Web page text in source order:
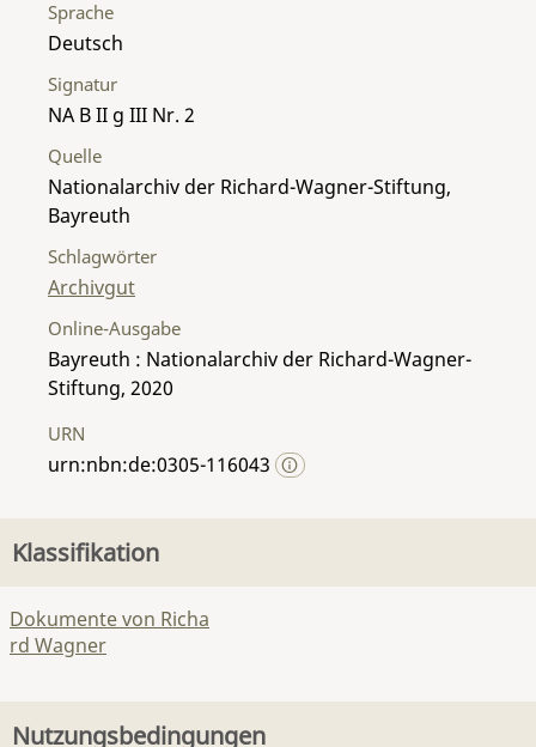
Sprache
Deutsch
Signatur
NA B II g III Nr. 2
Quelle
Nationalarchiv der Richard-Wagner-Stiftung,
Bayreuth
Schlagwörter
Archivgut
Online-Ausgabe
Bayreuth : Nationalarchiv der Richard-Wagner-
Stiftung, 2020
URN
urn:nbn:de:0305-116043
Klassifikation
Dokumente von Richa
rd Wagner
Nutzungsbedingungen